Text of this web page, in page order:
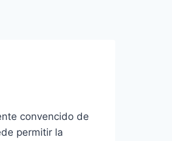
convencido de
permitir la